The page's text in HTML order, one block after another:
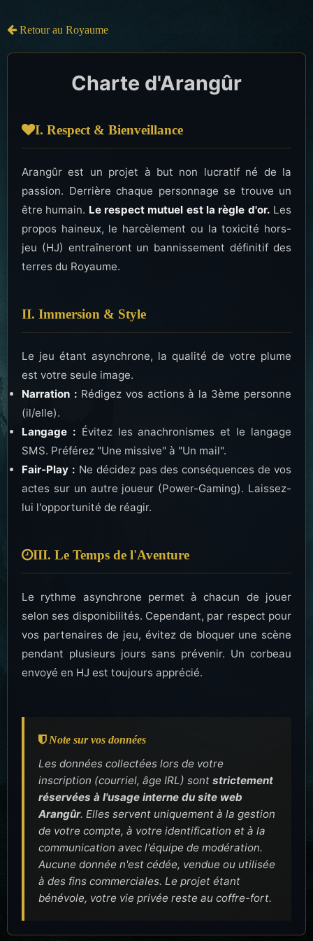
Retour au Royaume
Charte d'Arangûr
I. Respect & Bienveillance
Arangûr est un projet à but non lucratif né de la
passion. Derrière chaque personnage se trouve un
être humain. Le respect mutuel est la règle d'or. Les
propos haineux, le harcèlement ou la toxicité hors-
jeu (HJ) entraîneront un bannissement définitif des
terres du Royaume.
II. Immersion & Style
Le jeu étant asynchrone, la qualité de votre plume
est votre seule image.
Narration : Rédigez vos actions à la 3ème personne
(il/elle).
Langage : Évitez les anachronismes et le langage
SMS. Préférez "Une missive" à "Un mail".
Fair-Play : Ne décidez pas des conséquences de vos
actes sur un autre joueur (Power-Gaming). Laissez-
lui l'opportunité de réagir.
III. Le Temps de l'Aventure
Le rythme asynchrone permet à chacun de jouer
selon ses disponibilités. Cependant, par respect pour
vos partenaires de jeu, évitez de bloquer une scène
pendant plusieurs jours sans prévenir. Un corbeau
envoyé en HJ est toujours apprécié.
Note sur vos données
Les données collectées lors de votre
inscription (courriel, âge IRL) sont strictement
réservées à l'usage interne du site web
Arangûr. Elles servent uniquement à la gestion
de votre compte, à votre identification et à la
communication avec l'équipe de modération.
Aucune donnée n'est cédée, vendue ou utilisée
à des fins commerciales. Le projet étant
bénévole, votre vie privée reste au coffre-fort.